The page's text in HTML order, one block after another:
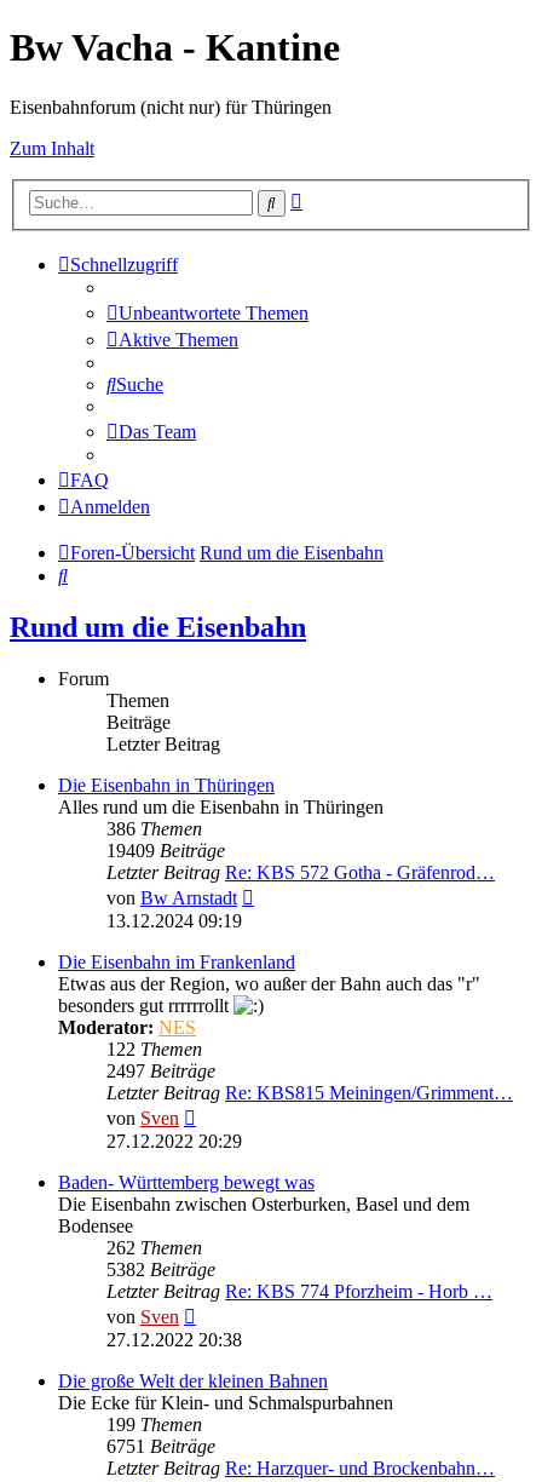
Bw Vacha - Kantine
Eisenbahnforum (nicht nur) für Thüringen
Zum Inhalt
Suche
Schnellzugriff
Unbeantwortete Themen
Aktive Themen
Suche
Das Team
FAQ
Anmelden
Foren-Übersicht Rund um die Eisenbahn
Suche
Rund um die Eisenbahn
Forum
Themen
Beiträge
Letzter Beitrag
Die Eisenbahn in Thüringen
Alles rund um die Eisenbahn in Thüringen
386 Themen
19409 Beiträge
Letzter Beitrag Re: KBS 572 Gotha - Gräfenrod…
von Bw Arnstadt
13.12.2024 09:19
Die Eisenbahn im Frankenland
Etwas aus der Region, wo außer der Bahn auch das "r"
besonders gut rrrrrrollt
Moderator: NES
122 Themen
2497 Beiträge
Letzter Beitrag Re: KBS815 Meiningen/Grimment…
von Sven
Beitrag
27.12.2022 20:29
Baden- Württemberg bewegt was
Die Eisenbahn zwischen Osterburken, Basel und dem
Bodensee
262 Themen
5382 Beiträge
Letzter Beitrag Re: KBS 774 Pforzheim - Horb …
von Sven
Beitrag
27.12.2022 20:38
Die große Welt der kleinen Bahnen
Die Ecke für Klein- und Schmalspurbahnen
199 Themen
6751 Beiträge
Letzter Beitrag Re: Harzquer- und Brockenbahn…